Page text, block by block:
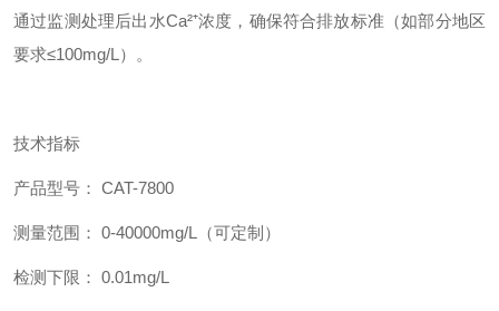
通过监测处理后出水Ca²⁺浓度，确保符合排放标准（如部分地区
要求≤100mg/L）。
技术指标
产品型号： CAT-7800
测量范围： 0-40000mg/L（可定制）
检测下限： 0.01mg/L